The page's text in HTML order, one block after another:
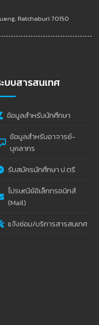
Ratchaburi 70150
บบสารสนเทศ
ข้อมูลสำหรับนักศึกษา
ข้อมูลสำหรับอาจารย์-
บุคลากร
รับสมัครนักศึกษา ป.ตรี
ไปรษณีย์อิเล็กทรอนิกส์
(Mail)
แจ้งซ่อม/บริการสารสนเทศ